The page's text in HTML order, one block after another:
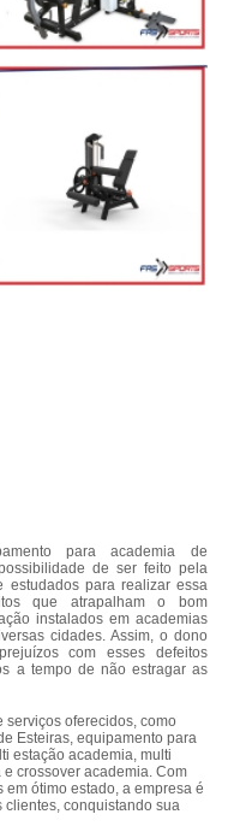
para academia de
de ser feito pela
estudados para realizar essa
que atrapalham o bom
instalados em academias
cidades. Assim, o dono
com esses defeitos
a tempo de não estragar as
oferecidos, como
Esteiras, equipamento para
estação academia, multi
crossover academia. Com
ótimo estado, a empresa é
conquistando sua